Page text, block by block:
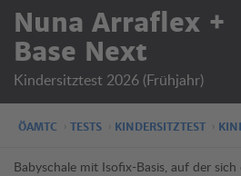
Nuna Arraflex +
Base Next
Kindersitztest 2026 (Frühjahr)
ÖAMTC TESTS KINDERSITZTEST
Babyschale mit Isofix-Basis, auf der